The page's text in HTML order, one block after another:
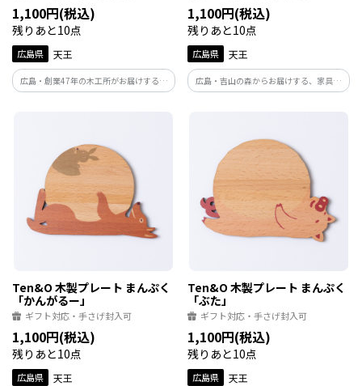
1,100円(税込)
残りあと10点
広島県 天王
広島・創業47年の木工所がお届けする天
然木の端材を再生した温もり溢れるウッ
1,100円(税込)
残りあと10点
広島県 天王
広島・吉山の森からお届けする、家具を
作る際に出る端材を再活用した木製プレ
かになっていただきたいという想いを込
めてお届けします。
Ten&O 木製プレート まんぷく
「かんがるー」
ギフト対応・手さげ封入可
1,100円(税込)
残りあと10点
広島県 天王
Ten&O 木製プレート まんぷく
「ぶた」
ギフト対応・手さげ封入可
1,100円(税込)
残りあと10点
広島県 天王